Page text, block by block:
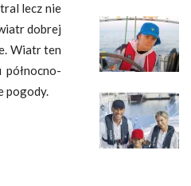
lecz nie
dobrej
Wiatr ten
pogody.